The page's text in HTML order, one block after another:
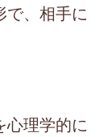
で、相手に
理学的に